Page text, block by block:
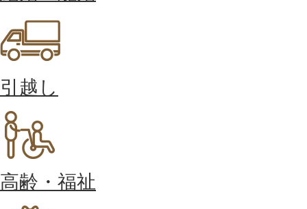
引越し
高齢・福祉